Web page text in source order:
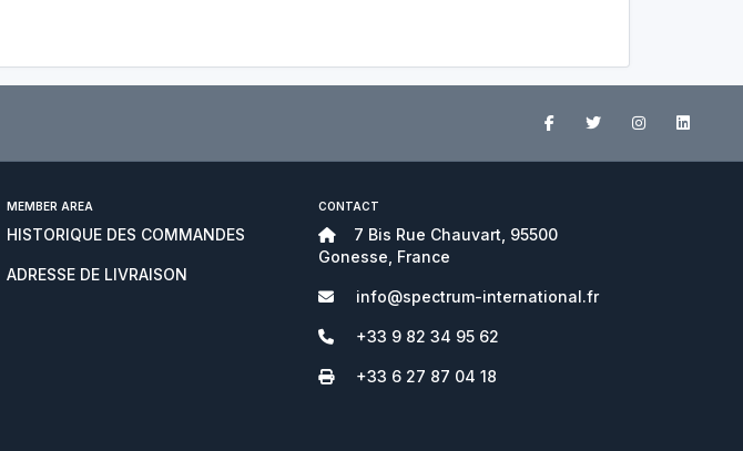
MEMBER AREA
HISTORIQUE DES COMMANDES
ADRESSE DE LIVRAISON
CONTACT
7 Bis Rue Chauvart, 95500
Gonesse, France
info@spectrum-international.fr
+33 9 82 34 95 62
+33 6 27 87 04 18